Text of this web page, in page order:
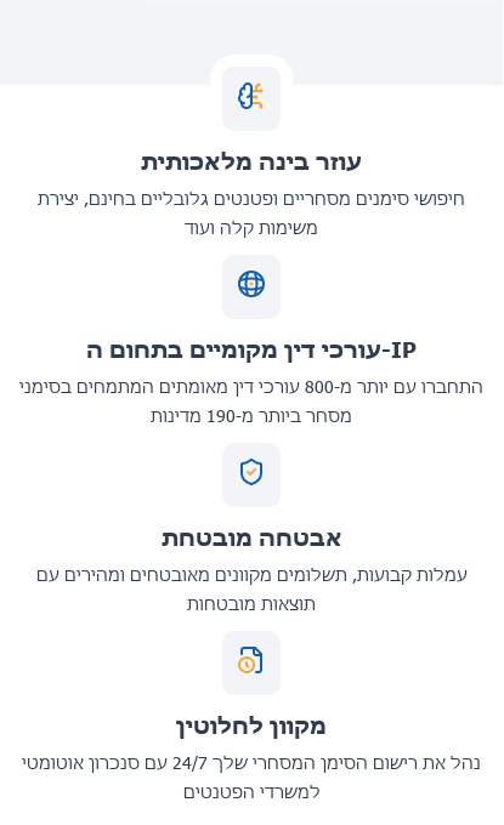
עוזר בינה מלאכותית
חיפושי סימנים מסחריים ופטנטים גלובליים בחינם, יצירת
משימות קלה ועוד
עורכי דין מקומיים בתחום ה-IP
התחברו עם יותר מ-800 עורכי דין מאומתים המתמחים בסימני
מסחר ביותר מ-190 מדינות
אבטחה מובטחת
עמלות קבועות, תשלומים מקוונים מאובטחים ומהירים עם
תוצאות מובטחות
מקוון לחלוטין
נהל את רישום הסימן המסחרי שלך 24/7 עם סנכרון אוטומטי
למשרדי הפטנטים